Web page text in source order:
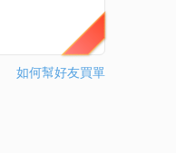
如何幫好友買單